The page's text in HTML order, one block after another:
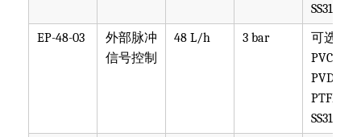
SS316
EP-48-03
外部脉冲
信号控制
48 L/h 3 bar
可选
PVC,
PVDF,
PTFE,
SS316